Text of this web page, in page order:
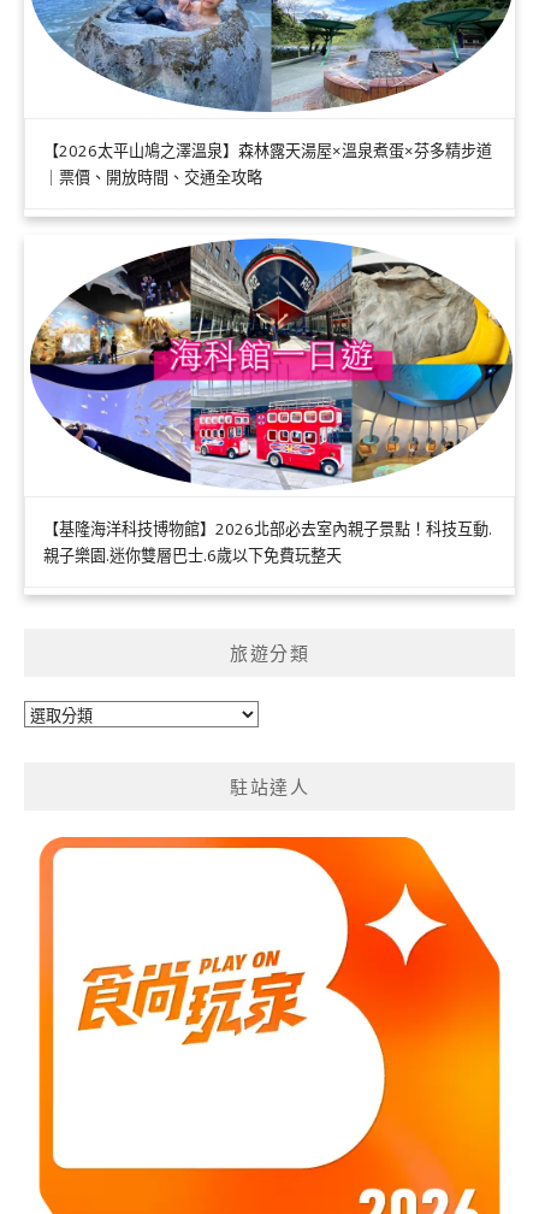
【2026太平山鳩之澤溫泉】森林露天湯屋×溫泉煮蛋×芬多精步道
｜票價、開放時間、交通全攻略
【基隆海洋科技博物館】2026北部必去室內親子景點！科技互動.
親子樂園.迷你雙層巴士.6歲以下免費玩整天
旅遊分類
旅
駐站達人